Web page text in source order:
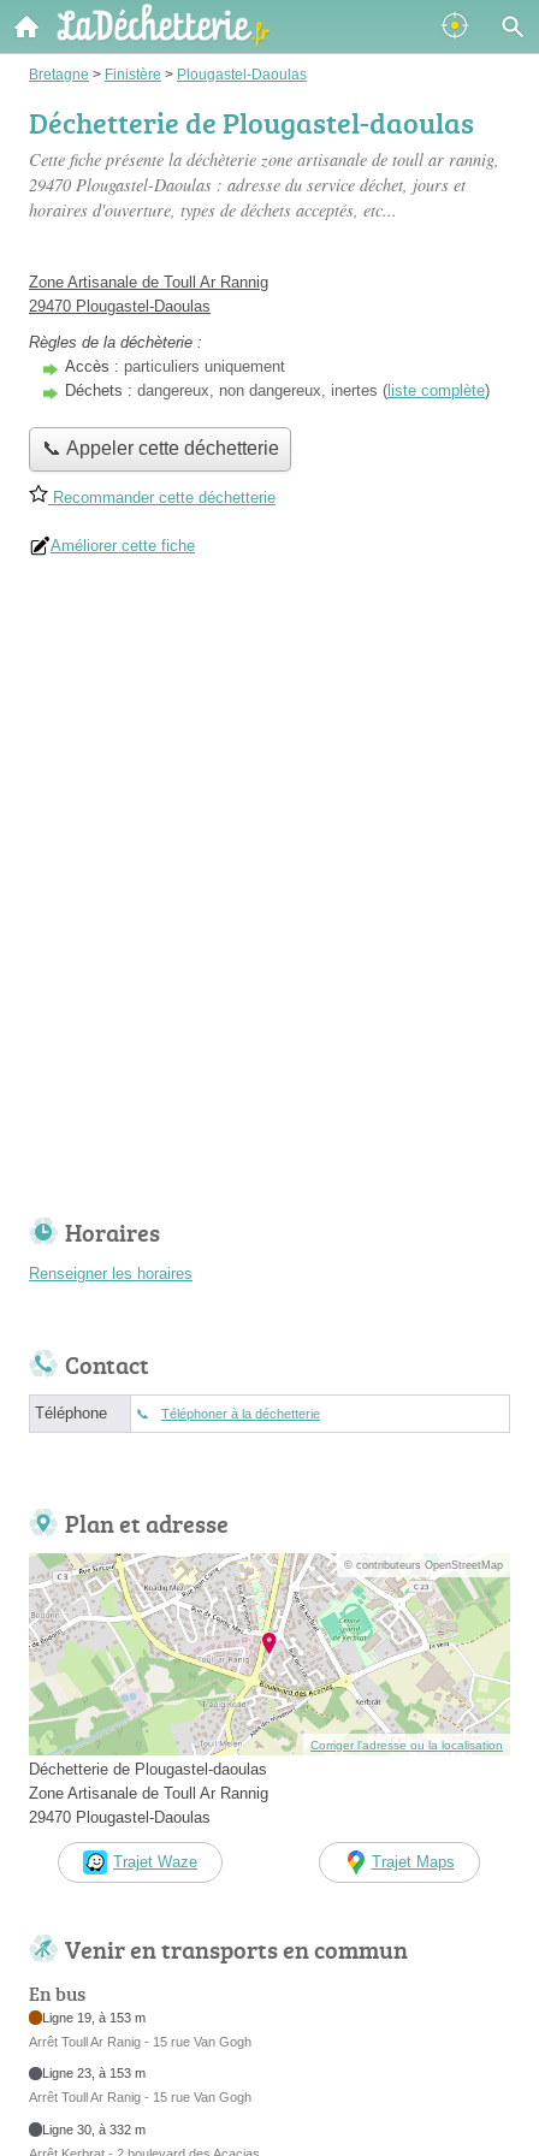
Bretagne > Finistère > Plougastel-Daoulas
Déchetterie de Plougastel-daoulas
Cette fiche présente la déchèterie zone artisanale de toull ar rannig,
29470 Plougastel-Daoulas : adresse du service déchet, jours et
horaires d'ouverture, types de déchets acceptés, etc...
Zone Artisanale de Toull Ar Rannig
29470 Plougastel-Daoulas
Règles de la déchèterie :
Accès : particuliers uniquement
Déchets : dangereux, non dangereux, inertes ( liste complète)
📞 Appeler cette déchetterie
Recommander cette déchetterie
Améliorer cette fiche
Horaires
Renseigner les horaires
Contact
Téléphone Téléphoner à la déchetterie
Plan et adresse
© contributeurs OpenStreetMap
Corriger l’adresse ou la localisation
Déchetterie de Plougastel-daoulas
Zone Artisanale de Toull Ar Rannig
29470 Plougastel-Daoulas
Trajet Waze Trajet Maps
Venir en transports en commun
En bus
Ligne 19, à 153 m
Arrêt Toull Ar Ranig - 15 rue Van Gogh
Ligne 23, à 153 m
Arrêt Toull Ar Ranig - 15 rue Van Gogh
Ligne 30, à 332 m